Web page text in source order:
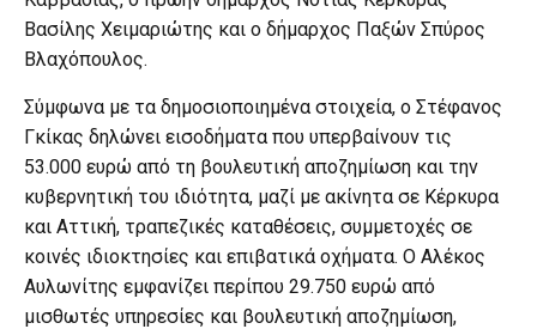
Βασίλης Χειμαριώτης και ο δήμαρχος Παξών Σπύρος
Βλαχόπουλος.
Σύμφωνα με τα δημοσιοποιημένα στοιχεία, ο Στέφανος
Γκίκας δηλώνει εισοδήματα που υπερβαίνουν τις
53.000 ευρώ από τη βουλευτική αποζημίωση και την
κυβερνητική του ιδιότητα, μαζί με ακίνητα σε Κέρκυρα
και Αττική, τραπεζικές καταθέσεις, συμμετοχές σε
κοινές ιδιοκτησίες και επιβατικά οχήματα. Ο Αλέκος
Αυλωνίτης εμφανίζει περίπου 29.750 ευρώ από
μισθωτές υπηρεσίες και βουλευτική αποζημίωση,